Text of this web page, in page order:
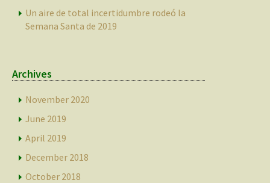
Un aire de total incertidumbre rodeó la
Semana Santa de 2019
Archives
November 2020
June 2019
April 2019
December 2018
October 2018